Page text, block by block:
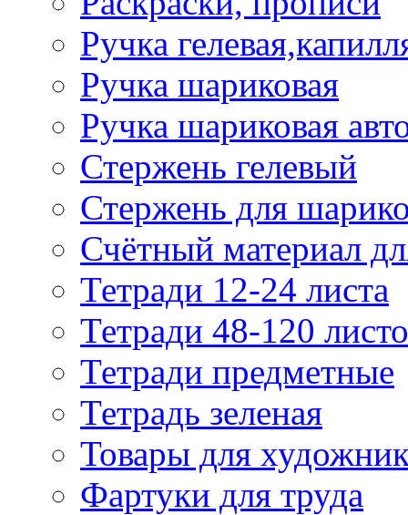
Ручка
Ручка шариковая
Ручка шариковая
Стержень гелевый
Стержень для
Счётный материал
Тетради 12-24 листа
Тетради 48-120
Тетради предметные
Тетрадь зеленая
Товары для
Фартуки для труда